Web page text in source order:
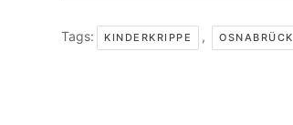
Tags: KINDERKRIPPE , OSNABRÜCK